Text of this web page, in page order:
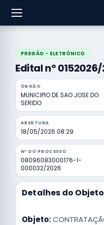
PREGÃO - ELETRÔNICO
Edital nº
ÓRGÃO
MUNICIPIO DE SAO JOSE DO
SERIDO
ABERTURA
18/05/2026 08:29
Nº DO PROCESSO
08096083000176-1-
000032/2026
Detalhes do Objeto
Objeto: